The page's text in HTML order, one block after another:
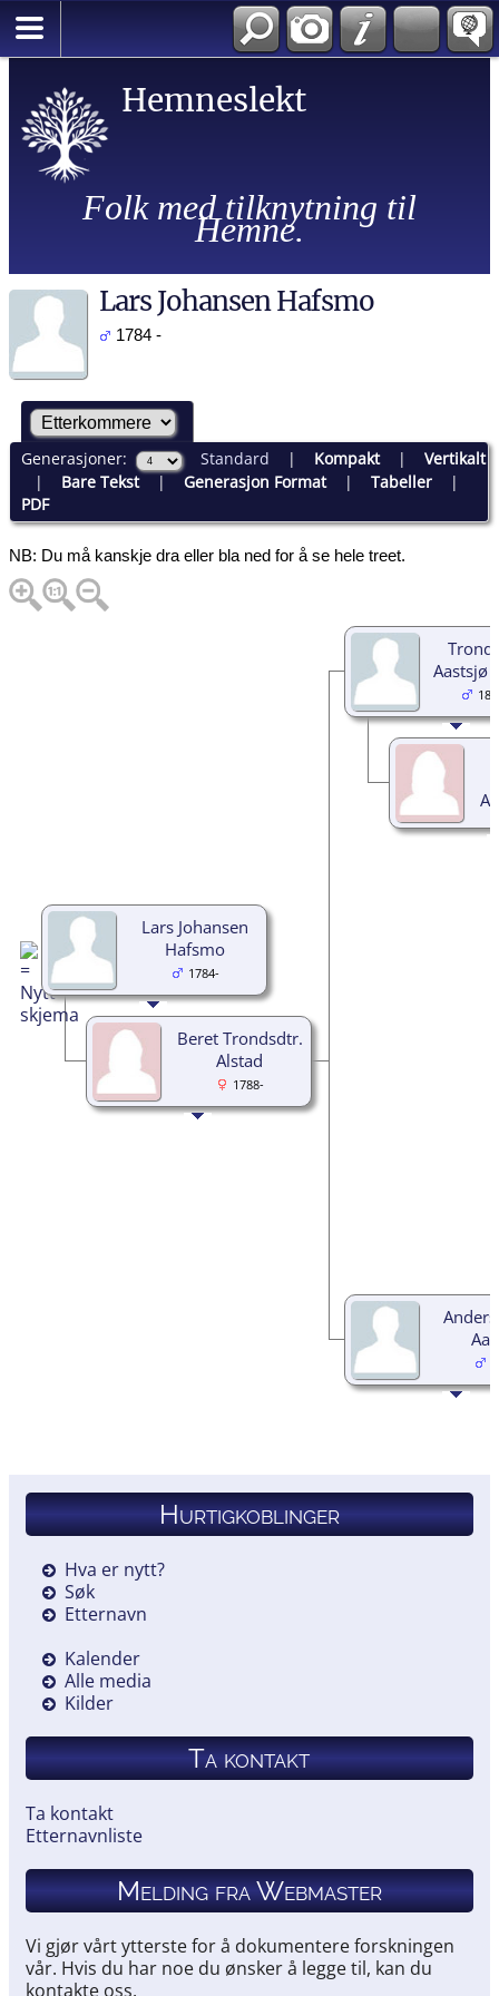
Hemneslekt
Folk med tilknytning til
Hemne.
Lars Johansen Hafsmo
1784 -
Generasjoner: Standard | Kompakt| Vertikalt
| Bare Tekst| Generasjon Format| Tabeller|
PDF
NB: Du må kanskje dra eller bla ned for å se hele treet.
Trond
Aastsjø
Lars Johansen
Hafsmo
1784-
Beret Trondsdtr.
Alstad
1788-
Hurtigkoblinger
Hva er nytt?
Søk
Etternavn
Kalender
Alle media
Kilder
Ta kontakt
Ta kontakt
Etternavnliste
Melding fra Webmaster
Vi gjør vårt ytterste for å dokumentere forskningen
vår. Hvis du har noe du ønsker å legge til, kan du
kontakte oss.